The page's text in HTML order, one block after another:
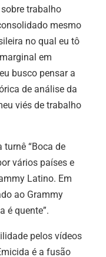
trabalho
mesmo
no qual eu tô
em
busco pensar a
de análise da
viés de trabalho
turnê “Boca de
vários países e
Latino. Em
ao Grammy
é quente”.
pelos vídeos
é a fusão